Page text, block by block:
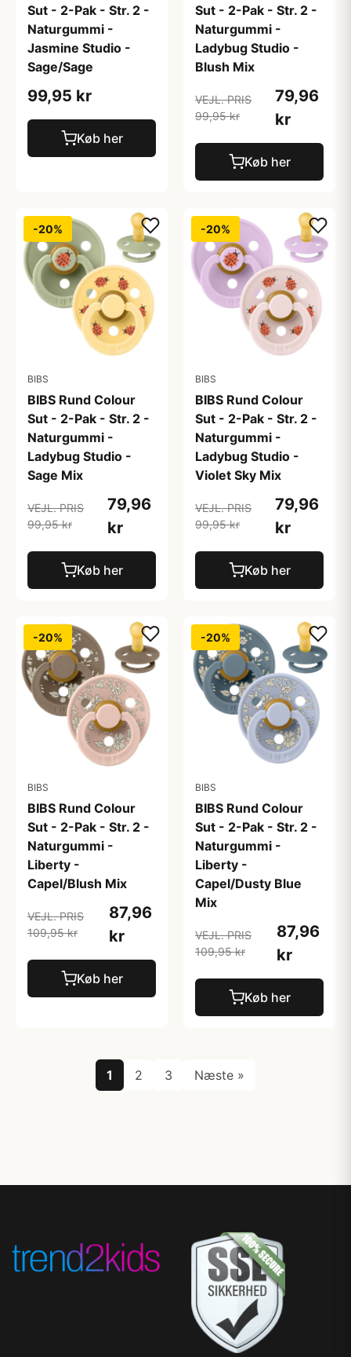
Sut - 2-Pak - Str. 2 -
Naturgummi -
Jasmine Studio -
Sage/Sage
99,95 kr
Køb her
Sut - 2-Pak - Str. 2 -
Naturgummi -
Ladybug Studio -
Blush Mix
VEJL. PRIS
99,95 kr
79,96
kr
Køb her
-20%
BIBS
BIBS Rund Colour
Sut - 2-Pak - Str. 2 -
Naturgummi -
Ladybug Studio -
Sage Mix
VEJL. PRIS
99,95 kr
79,96
kr
Køb her
-20%
BIBS
BIBS Rund Colour
Sut - 2-Pak - Str. 2 -
Naturgummi -
Ladybug Studio -
Violet Sky Mix
VEJL. PRIS
99,95 kr
79,96
kr
Køb her
-20%
BIBS
BIBS Rund Colour
Sut - 2-Pak - Str. 2 -
Naturgummi -
Liberty -
Capel/Blush Mix
VEJL. PRIS
109,95 kr
87,96
kr
Køb her
-20%
BIBS
BIBS Rund Colour
Sut - 2-Pak - Str. 2 -
Naturgummi -
Liberty -
Capel/Dusty Blue
Mix
VEJL. PRIS
109,95 kr
87,96
kr
Køb her
1 2 3 Næste »